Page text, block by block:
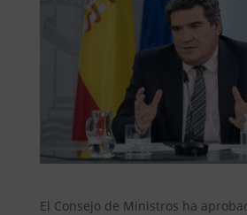
El Consejo de Ministros ha